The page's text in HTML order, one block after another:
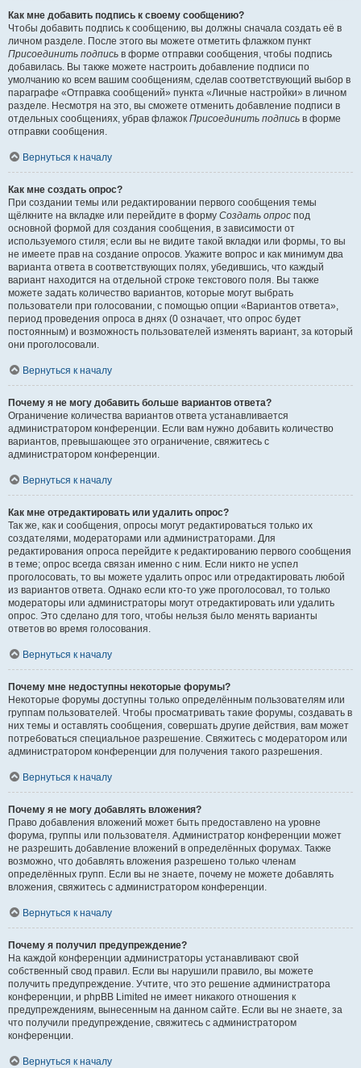
Как мне добавить подпись к своему сообщению?
Чтобы добавить подпись к сообщению, вы должны сначала создать её в
личном разделе. После этого вы можете отметить флажком пункт
Присоединить подпись в форме отправки сообщения, чтобы подпись
добавилась. Вы также можете настроить добавление подписи по
умолчанию ко всем вашим сообщениям, сделав соответствующий выбор в
параграфе «Отправка сообщений» пункта «Личные настройки» в личном
разделе. Несмотря на это, вы сможете отменить добавление подписи в
отдельных сообщениях, убрав флажок Присоединить подпись в форме
отправки сообщения.
Вернуться к началу
Как мне создать опрос?
При создании темы или редактировании первого сообщения темы
щёлкните на вкладке или перейдите в форму Создать опрос под
основной формой для создания сообщения, в зависимости от
используемого стиля; если вы не видите такой вкладки или формы, то вы
не имеете прав на создание опросов. Укажите вопрос и как минимум два
варианта ответа в соответствующих полях, убедившись, что каждый
вариант находится на отдельной строке текстового поля. Вы также
можете задать количество вариантов, которые могут выбрать
пользователи при голосовании, с помощью опции «Вариантов ответа»,
период проведения опроса в днях (0 означает, что опрос будет
постоянным) и возможность пользователей изменять вариант, за который
они проголосовали.
Вернуться к началу
Почему я не могу добавить больше вариантов ответа?
Ограничение количества вариантов ответа устанавливается
администратором конференции. Если вам нужно добавить количество
вариантов, превышающее это ограничение, свяжитесь с
администратором конференции.
Вернуться к началу
Как мне отредактировать или удалить опрос?
Так же, как и сообщения, опросы могут редактироваться только их
создателями, модераторами или администраторами. Для
редактирования опроса перейдите к редактированию первого сообщения
в теме; опрос всегда связан именно с ним. Если никто не успел
проголосовать, то вы можете удалить опрос или отредактировать любой
из вариантов ответа. Однако если кто-то уже проголосовал, то только
модераторы или администраторы могут отредактировать или удалить
опрос. Это сделано для того, чтобы нельзя было менять варианты
ответов во время голосования.
Вернуться к началу
Почему мне недоступны некоторые форумы?
Некоторые форумы доступны только определённым пользователям или
группам пользователей. Чтобы просматривать такие форумы, создавать в
них темы и оставлять сообщения, совершать другие действия, вам может
потребоваться специальное разрешение. Свяжитесь с модератором или
администратором конференции для получения такого разрешения.
Вернуться к началу
Почему я не могу добавлять вложения?
Право добавления вложений может быть предоставлено на уровне
форума, группы или пользователя. Администратор конференции может
не разрешить добавление вложений в определённых форумах. Также
возможно, что добавлять вложения разрешено только членам
определённых групп. Если вы не знаете, почему не можете добавлять
вложения, свяжитесь с администратором конференции.
Вернуться к началу
Почему я получил предупреждение?
На каждой конференции администраторы устанавливают свой
собственный свод правил. Если вы нарушили правило, вы можете
получить предупреждение. Учтите, что это решение администратора
конференции, и phpBB Limited не имеет никакого отношения к
предупреждениям, вынесенным на данном сайте. Если вы не знаете, за
что получили предупреждение, свяжитесь с администратором
конференции.
Вернуться к началу